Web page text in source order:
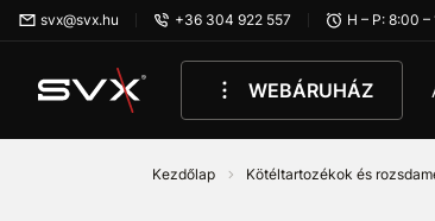
Ugrás az oldal fő részéhez
svx@svx.hu +36 304 922 557 H – P: 8:00 –
WEBÁRUHÁZ
Kezdőlap Kötéltartozékok és